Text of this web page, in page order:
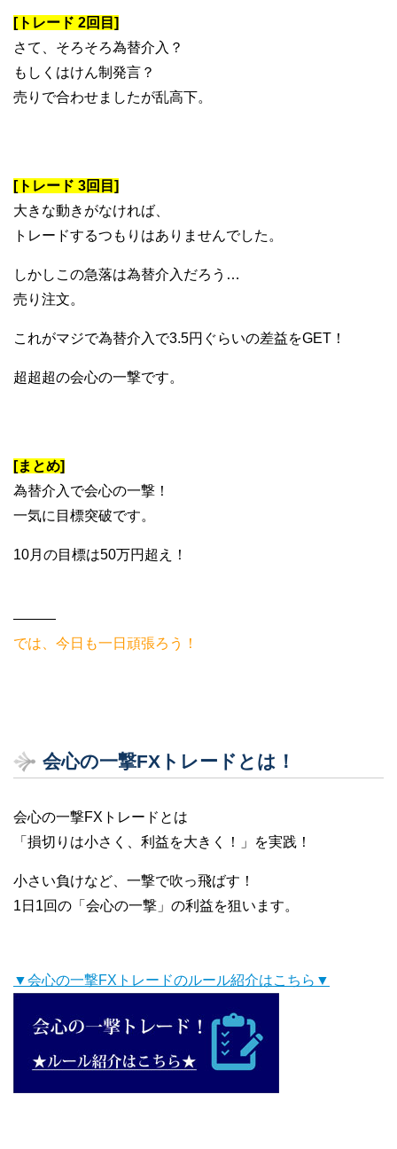
[トレード 2回目]
さて、そろそろ為替介入？
もしくはけん制発言？
売りで合わせましたが乱高下。
[トレード 3回目]
大きな動きがなければ、
トレードするつもりはありませんでした。
しかしこの急落は為替介入だろう…
売り注文。
これがマジで為替介入で3.5円ぐらいの差益をGET！
超超超の会心の一撃です。
[まとめ]
為替介入で会心の一撃！
一気に目標突破です。
10月の目標は50万円超え！
———
では、今日も一日頑張ろう！
会心の一撃FXトレードとは！
会心の一撃FXトレードとは
「損切りは小さく、利益を大きく！」を実践！
小さい負けなど、一撃で吹っ飛ばす！
1日1回の「会心の一撃」の利益を狙います。
▼会心の一撃FXトレードのルール紹介はこちら▼